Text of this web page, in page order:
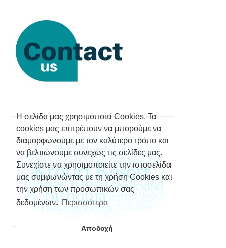
Η σελίδα μας χρησιμοποιεί Cookies. Τα
cookies μας επιτρέπουν να μπορούμε να
διαμορφώνουμε με τον καλύτερο τρόπο και
να βελτιώνουμε συνεχώς τις σελίδες μας.
Συνεχίστε να χρησιμοποιείτε την ιστοσελίδα
μας συμφωνώντας με τη χρήση Cookies και
την χρήση των προσωπικών σας
δεδομένων. Περισσότερα
Αποδοχή